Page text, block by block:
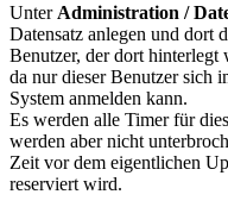
Unter Administration /
Datensatz anlegen und dort
Benutzer, der dort hinterlegt
da nur dieser Benutzer sich
System anmelden kann.
Es werden alle Timer für
werden aber nicht
Zeit vor dem eigentlichen
reserviert wird.